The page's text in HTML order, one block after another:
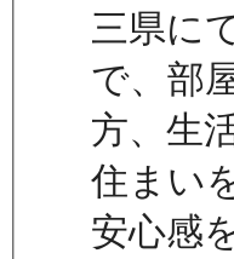
三県に
で、部
方、生
住まい
安心感